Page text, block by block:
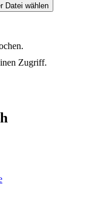
Datei wählen
Zugriff.